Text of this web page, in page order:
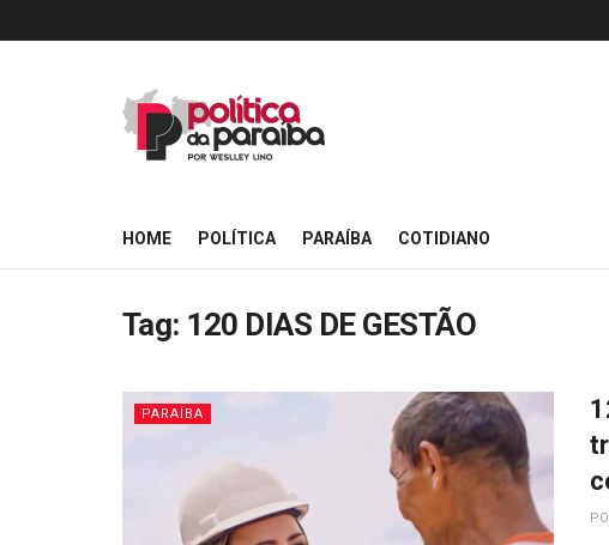
HOME POLÍTICA PARAÍBA COTIDIANO
Tag: 120 DIAS DE GESTÃO
PARAÍBA